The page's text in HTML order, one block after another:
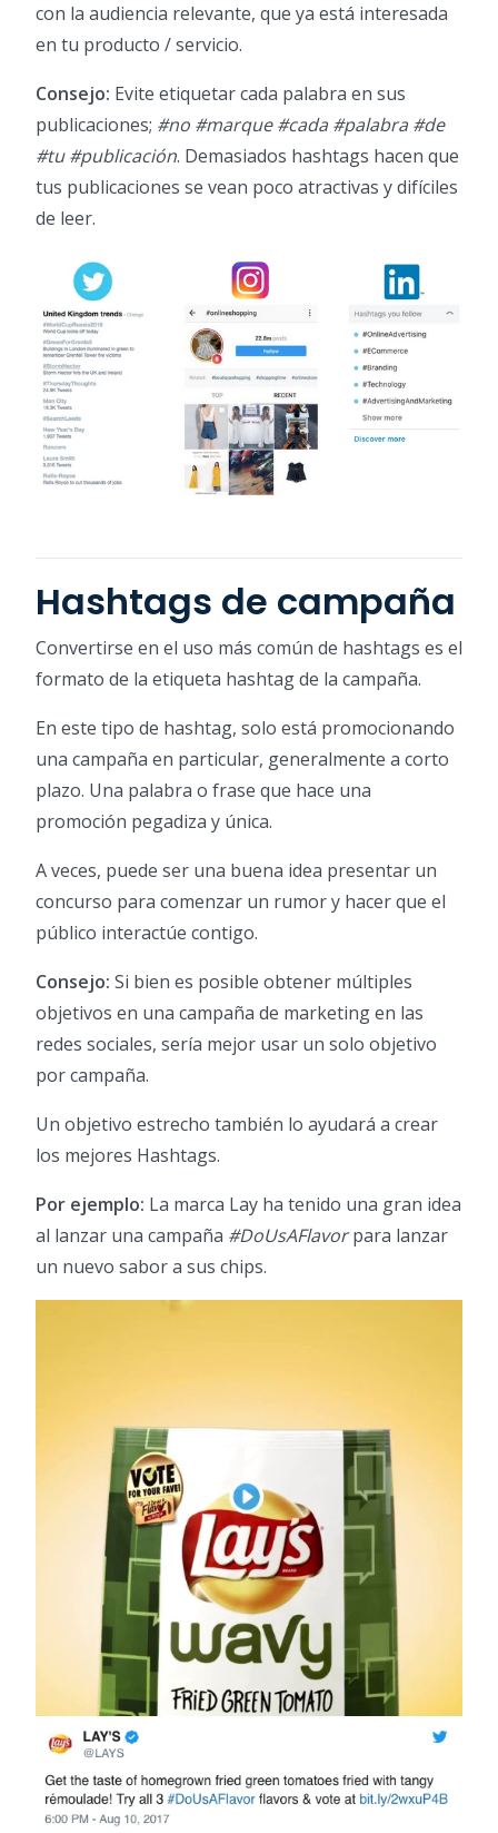
con la audiencia relevante, que ya está interesada
en tu producto / servicio.
Consejo: Evite etiquetar cada palabra en sus
publicaciones; #no #marque #cada #palabra #de
#tu #publicación. Demasiados hashtags hacen que
tus publicaciones se vean poco atractivas y difíciles
de leer.
Hashtags de campaña
Convertirse en el uso más común de hashtags es el
formato de la etiqueta hashtag de la campaña.
En este tipo de hashtag, solo está promocionando
una campaña en particular, generalmente a corto
plazo. Una palabra o frase que hace una
promoción pegadiza y única.
A veces, puede ser una buena idea presentar un
concurso para comenzar un rumor y hacer que el
público interactúe contigo.
Consejo: Si bien es posible obtener múltiples
objetivos en una campaña de marketing en las
redes sociales, sería mejor usar un solo objetivo
por campaña.
Un objetivo estrecho también lo ayudará a crear
los mejores Hashtags.
Por ejemplo: La marca Lay ha tenido una gran idea
al lanzar una campaña #DoUsAFlavorpara lanzar
un nuevo sabor a sus chips.